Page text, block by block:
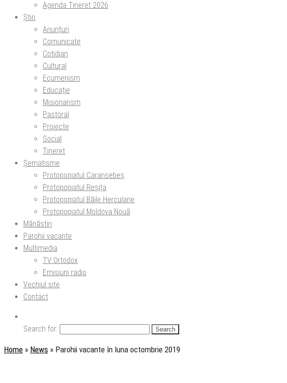
Agenda Tineret 2026
Știri
Anunțuri
Comunicate
Cotidian
Cultural
Ecumenism
Educație
Misionarism
Pastoral
Proiecte
Social
Tineret
Șematisme
Protopopiatul Caransebeș
Protopopiatul Reșița
Protopopiatul Băile Herculane
Protopopiatul Moldova Nouă
Mănăstiri
Parohii vacante
Multimedia
TV Ortodox
Emisiuni radio
Vechiul site
Contact
Search for:
Home » News » Parohii vacante în luna octombrie 2019